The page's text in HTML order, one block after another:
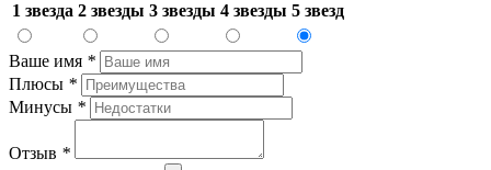
1 звезда 2 звезды 3 звезды 4 звезды 5 звезд
Ваше имя *
Плюсы *
Минусы *
Отзыв *